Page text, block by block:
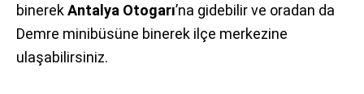
binerekAntalya Otogarı’na gidebilir ve oradan da
Demre minibüsüne binerek ilçe merkezine
ulaşabilirsiniz.